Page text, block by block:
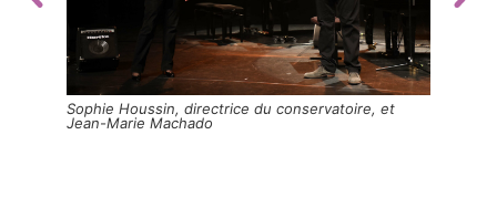
Sophie Houssin, directrice du conservatoire, et
Jean-Marie Machado